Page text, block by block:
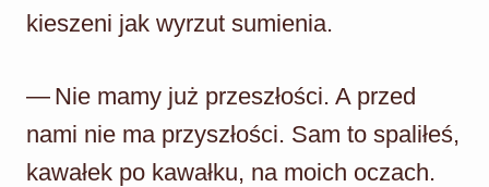
kieszeni jak wyrzut sumienia.
— Nie mamy już przeszłości. A przed
nami nie ma przyszłości. Sam to spaliłeś,
kawałek po kawałku, na moich oczach.